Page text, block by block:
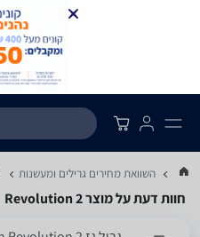
... השוואת מחירים גרילים ומעשנות
חוות דעת על מוצר Revolution 2